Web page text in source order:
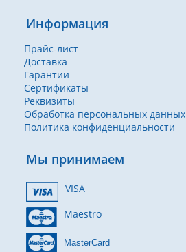
Информация
Прайс-лист
Доставка
Гарантии
Сертификаты
Реквизиты
Обработка персональных данных
Политика конфиденциальности
Мы принимаем
VISA
Maestro
MasterCard